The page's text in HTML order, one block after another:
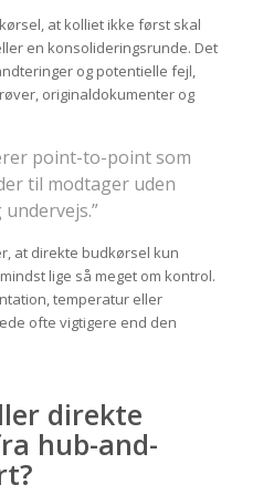
at kolliet ikke først skal
en konsolideringsrunde. Det
og potentielle fejl,
originaldokumenter og
point-to-point som
til modtager uden
at direkte budkørsel kun
lige så meget om kontrol.
temperatur eller
ofte vigtigere end den
direkte
hub-and-